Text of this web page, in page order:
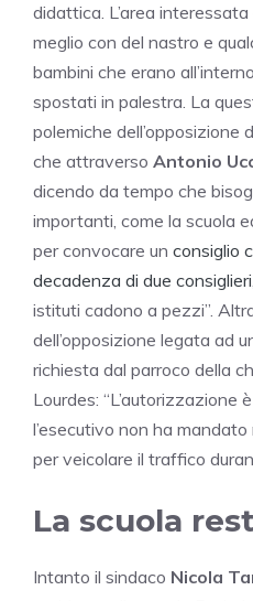
didattica. L’area
meglio con del nastro e
bambini che erano
spostati in palestra. La
polemiche dell’opposizione
che attraverso Antonio
dicendo da tempo che
importanti, come la scuola
per convocare un consiglio
decadenza di due consiglieri
istituti cadono a pezzi”.
dell’opposizione legata ad
richiesta dal parroco della
Lourdes: “L’autorizzazione
l’esecutivo non ha
per veicolare il traffico
La scuola
Intanto il sindaco Nicola